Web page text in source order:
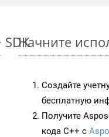
Начните
Создайте
бесплатную
Получите
кода C++ с